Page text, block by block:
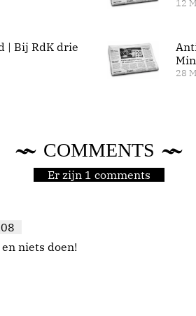
| Bij RdK drie
12
28
COMMENTS
Er zijn 1 comments
niets doen!